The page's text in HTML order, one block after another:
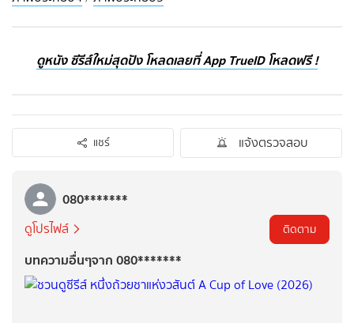
ดูหนัง ซีรีส์ใหม่สุดปัง โหลดเลยที่ App TrueID โหลดฟรี !
แชร์ แจ้งตรวจสอบ
080*******
ดูโปรไฟล์ ติดตาม
บทความอื่นๆจาก 080*******